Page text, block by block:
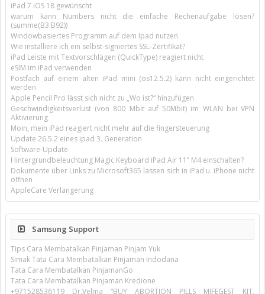
iPad 7 iOS 18 gewünscht
warum kann Numbers nicht die einfache Rechenaufgabe lösen?
(summe(B3:B92))
Windowbasiertes Programm auf dem Ipad nutzen
Wie installiere ich ein selbst-signiertes SSL-Zertifikat?
iPad Leiste mit Textvorschlägen (QuickType) reagiert nicht
eSIM im iPad verwenden
Postfach auf einem alten iPad mini (os12.5.2) kann nicht eingerichtet
werden
Apple Pencil Pro lässt sich nicht zu „Wo ist?“ hinzufügen
Geschwindigkeitsverlust (von 800 Mbit auf 50Mbit) im WLAN bei VPN
Aktivierung
Moin, mein iPad reagiert nicht mehr auf die fingersteuerung
Update 26.5.2 eines ipad 3. Generation
Software-Update
Hintergrundbeleuchtung Magic Keyboard iPad Air 11’’ M4 einschalten?
Dokumente über Links zu Microsoft365 lassen sich in iPad u. iPhone nicht
öffnen
AppleCare Verlängerung
Samsung Support
Tips Cara Membatalkan Pinjaman Pinjam Yuk
Simak Tata Cara Membatalkan Pinjaman Indodana
Tata Cara Membatalkan PinjamanGo
Tata Cara Membatalkan Pinjaman Kredione
+971528536119 Dr.Velma “BUY ABORTION PILLS MIFEGEST KIT,